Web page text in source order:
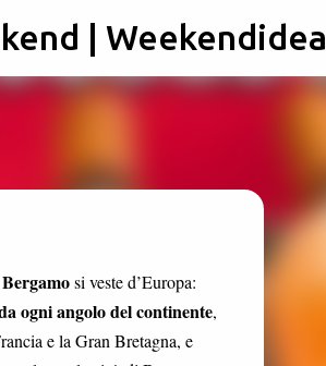
| Weekendidea
Bergamosi veste d’Europa:
ogni angolo del continente,
e la Gran Bretagna, e